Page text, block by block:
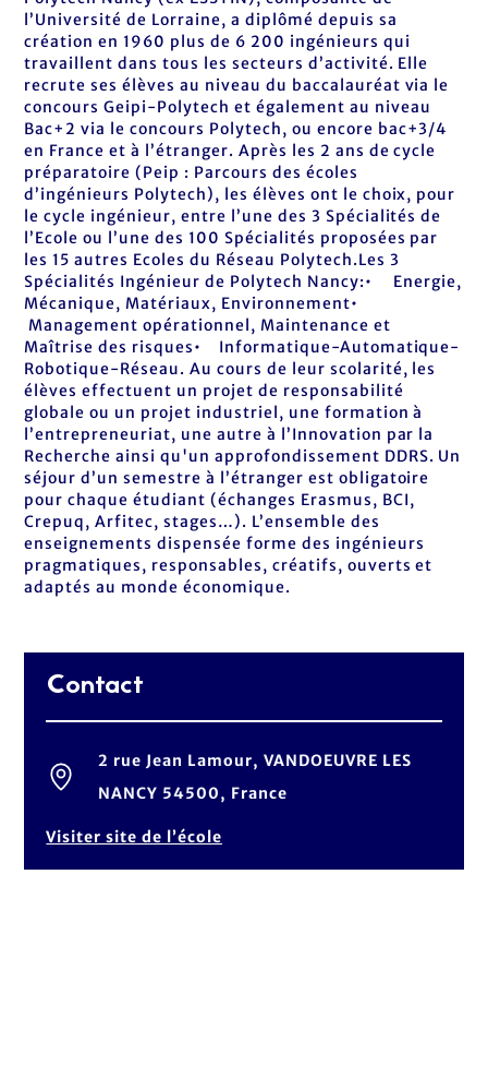
l’Université de Lorraine, a diplômé depuis sa
création en 1960 plus de 6 200 ingénieurs qui
travaillent dans tous les secteurs d’activité. Elle
recrute ses élèves au niveau du baccalauréat via le
concours Geipi-Polytech et également au niveau
Bac+2 via le concours Polytech, ou encore bac+3/4
en France et à l’étranger. Après les 2 ans de cycle
préparatoire (Peip : Parcours des écoles
d’ingénieurs Polytech), les élèves ont le choix, pour
le cycle ingénieur, entre l’une des 3 Spécialités de
l’Ecole ou l’une des 100 Spécialités proposées par
les 15 autres Ecoles du Réseau Polytech.Les 3
Spécialités Ingénieur de Polytech Nancy:• Energie,
Mécanique, Matériaux, Environnement•
Management opérationnel, Maintenance et
Maîtrise des risques• Informatique-Automatique-
Robotique-Réseau. Au cours de leur scolarité, les
élèves effectuent un projet de responsabilité
globale ou un projet industriel, une formation à
l’entrepreneuriat, une autre à l’Innovation par la
Recherche ainsi qu'un approfondissement DDRS. Un
séjour d’un semestre à l’étranger est obligatoire
pour chaque étudiant (échanges Erasmus, BCI,
Crepuq, Arfitec, stages…). L’ensemble des
enseignements dispensée forme des ingénieurs
pragmatiques, responsables, créatifs, ouverts et
adaptés au monde économique.
Contact
2 rue Jean Lamour, VANDOEUVRE LES
NANCY 54500, France
Visiter site de l’école